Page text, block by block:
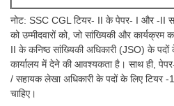
नोट: SSC CGL टियर- II के पेपर- I और -II
को उम्मीदवारों को, जो सांख्यिकी और कार्यक्रम
II के कनिष्ठ सांख्यिकी अधिकारी (JSO) के
कार्यालय में देने की आवश्यकता है। साथ ही,
/ सहायक लेखा अधिकारी के पदों के लिए टियर -1 में
चाहिए।